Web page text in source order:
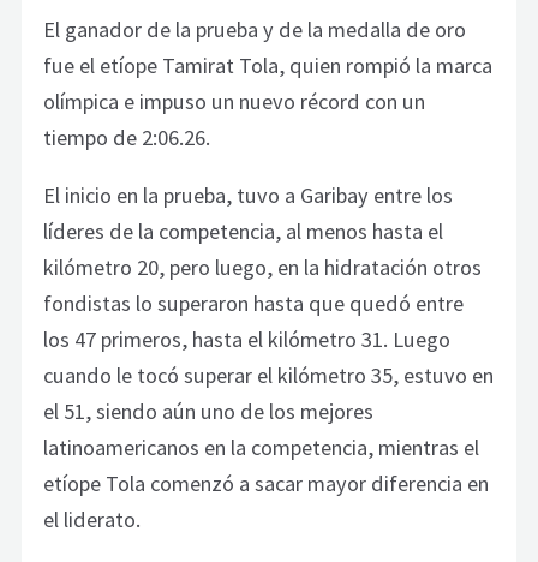
El ganador de la prueba y de la medalla de oro
fue el etíope Tamirat Tola, quien rompió la marca
olímpica e impuso un nuevo récord con un
tiempo de 2:06.26.
El inicio en la prueba, tuvo a Garibay entre los
líderes de la competencia, al menos hasta el
kilómetro 20, pero luego, en la hidratación otros
fondistas lo superaron hasta que quedó entre
los 47 primeros, hasta el kilómetro 31. Luego
cuando le tocó superar el kilómetro 35, estuvo en
el 51, siendo aún uno de los mejores
latinoamericanos en la competencia, mientras el
etíope Tola comenzó a sacar mayor diferencia en
el liderato.